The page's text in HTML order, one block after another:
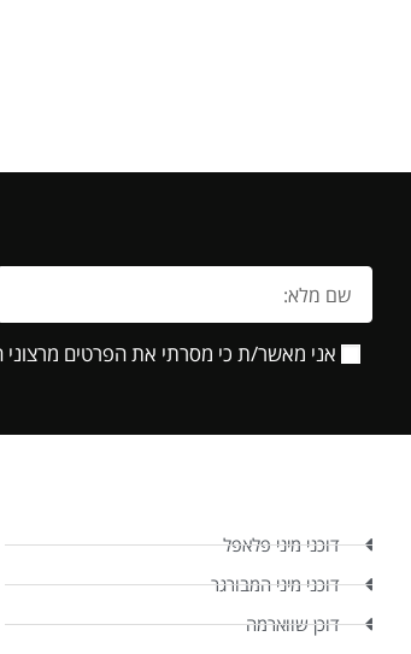
אני מאשר/ת כי מסרתי את הפרטים
דוכני מיני פלאפל
דוכני מיני המבורגר
דוכן שווארמה